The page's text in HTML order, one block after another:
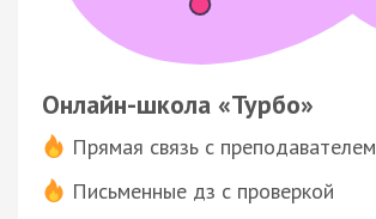
Онлайн-школа «Турбо»
Прямая связь с преподавателем
Письменные дз с проверкой